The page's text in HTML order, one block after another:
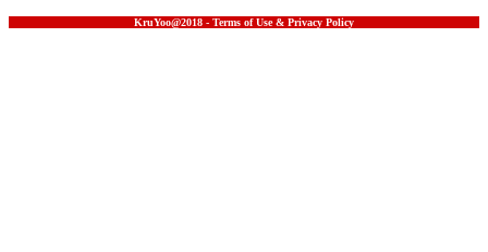
KruYoo@2018 - Terms of Use & Privacy Policy